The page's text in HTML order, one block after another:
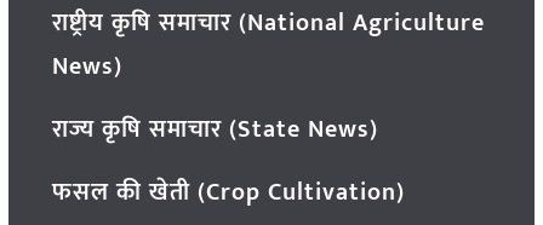
राष्ट्रीय कृषि समाचार (National Agriculture
News)
राज्य कृषि समाचार (State News)
फसल की खेती (Crop Cultivation)